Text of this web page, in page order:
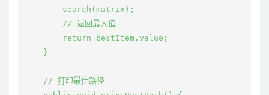
        search(matrix);
        // 返回最大值
        return bestItem.value;
    }
    // 打印最佳路径